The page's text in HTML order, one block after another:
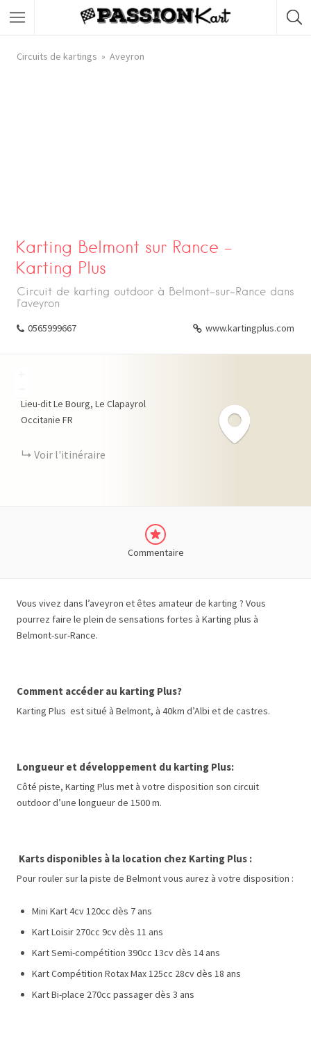
Circuits de kartings Aveyron
Karting Belmont sur Rance –
Karting Plus
Circuit de karting outdoor à Belmont-sur-Rance dans
l'aveyron
0565999667 www.kartingplus.com
Lieu-dit Le Bourg, Le Clapayrol
Occitanie FR
Voir l'itinéraire
Commentaire
Vous vivez dans l’aveyron et êtes amateur de karting ? Vous
pourrez faire le plein de sensations fortes à Karting plus à
Belmont-sur-Rance.
Comment accéder au karting Plus?
Karting Plus est situé à Belmont, à 40km d’Albi et de castres.
Longueur et développement du karting Plus:
Côté piste, Karting Plus met à votre disposition son circuit
outdoor d’une longueur de 1500 m.
Karts disponibles à la location chez Karting Plus :
Pour rouler sur la piste de Belmont vous aurez à votre disposition :
Mini Kart 4cv 120cc dès 7 ans
Kart Loisir 270cc 9cv dès 11 ans
Kart Semi-compétition 390cc 13cv dès 14 ans
Kart Compétition Rotax Max 125cc 28cv dès 18 ans
Kart Bi-place 270cc passager dès 3 ans